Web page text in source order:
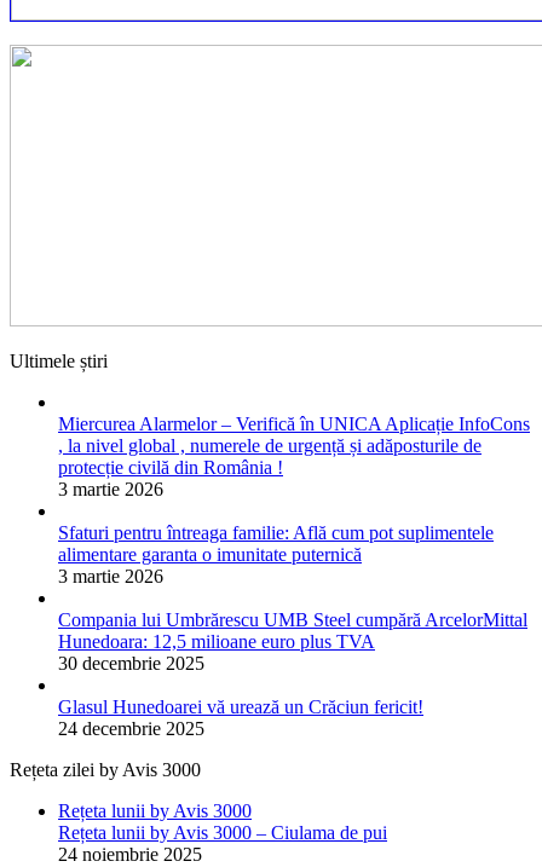
Ultimele știri
Miercurea Alarmelor – Verifică în UNICA Aplicație InfoCons
, la nivel global , numerele de urgență și adăposturile de
protecție civilă din România !
3 martie 2026
Sfaturi pentru întreaga familie: Află cum pot suplimentele
alimentare garanta o imunitate puternică
3 martie 2026
Compania lui Umbrărescu UMB Steel cumpără ArcelorMittal
Hunedoara: 12,5 milioane euro plus TVA
30 decembrie 2025
Glasul Hunedoarei vă urează un Crăciun fericit!
24 decembrie 2025
Rețeta zilei by Avis 3000
Rețeta lunii by Avis 3000
Rețeta lunii by Avis 3000 – Ciulama de pui
24 noiembrie 2025